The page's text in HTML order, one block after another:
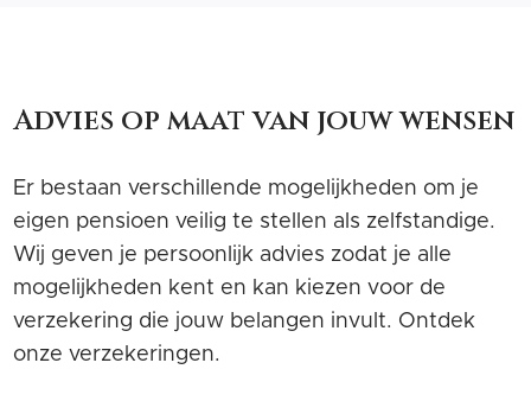
Advies op maat van jouw wensen
Er bestaan verschillende mogelijkheden om je
eigen pensioen veilig te stellen als zelfstandige.
Wij geven je persoonlijk advies zodat je alle
mogelijkheden kent en kan kiezen voor de
verzekering die jouw belangen invult. Ontdek
onze verzekeringen.